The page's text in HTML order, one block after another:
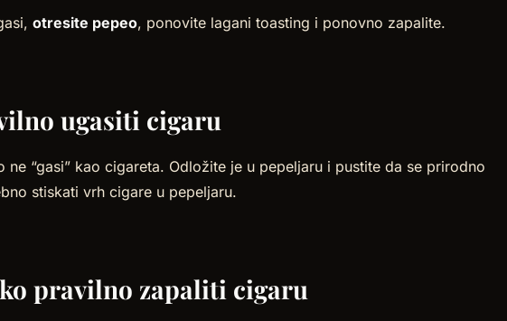
otresite pepeo, ponovite lagani toasting i ponovno zapalite.
ugasiti cigaru
ne “gasi” kao cigareta. Odložite je u pepeljaru i pustite da se prirodno
stiskati vrh cigare u pepeljaru.
pravilno zapaliti cigaru